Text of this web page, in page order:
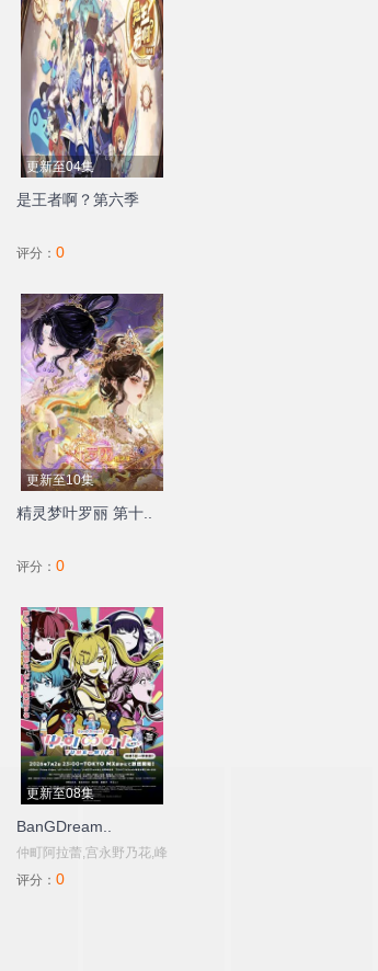
更新至04集
是王者啊？第六季
评分： 0
更新至10集
精灵梦叶罗丽 第十..
评分： 0
更新至08集
BanGDream..
仲町阿拉蕾,宫永野乃花,峰
月律,藤都子,千石由乃
评分： 0